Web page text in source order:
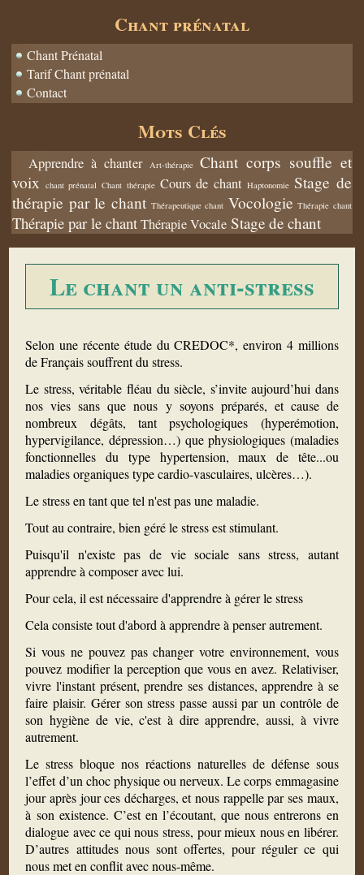
Chant prénatal
Chant Prénatal
Tarif Chant prénatal
Contact
Mots Clés
Apprendre à chanter Art-thérapie
Chant corps souffle et
voix
chant prénatal Chant thérapie Cours de chant Haptonomie Stage de
thérapie par le chant Thérapeutique chant Vocologie Thérapie chant
Thérapie par le chant Thérapie Vocale Stage de chant
Le chant un anti-stress
Selon une récente étude du CREDOC*, environ 4 millions
de Français souffrent du stress.
Le stress, véritable fléau du siècle, s’invite aujourd’hui dans
nos vies sans que nous y soyons préparés, et cause de
nombreux dégâts, tant psychologiques (hyperémotion,
hypervigilance, dépression…) que physiologiques (maladies
fonctionnelles du type hypertension, maux de tête...ou
maladies organiques type cardio-vasculaires, ulcères…).
Le stress en tant que tel n'est pas une maladie.
Tout au contraire, bien géré le stress est stimulant.
Puisqu'il n'existe pas de vie sociale sans stress, autant
apprendre à composer avec lui.
Pour cela, il est nécessaire d'apprendre à gérer le stress
Cela consiste tout d'abord à apprendre à penser autrement.
Si vous ne pouvez pas changer votre environnement, vous
pouvez modifier la perception que vous en avez. Relativiser,
vivre l'instant présent, prendre ses distances, apprendre à se
faire plaisir. Gérer son stress passe aussi par un contrôle de
son hygiène de vie, c'est à dire apprendre, aussi, à vivre
autrement.
Le stress bloque nos réactions naturelles de défense sous
l’effet d’un choc physique ou nerveux. Le corps emmagasine
jour après jour ces décharges, et nous rappelle par ses maux,
à son existence. C’est en l’écoutant, que nous entrerons en
dialogue avec ce qui nous stress, pour mieux nous en libérer.
D’autres attitudes nous sont offertes, pour réguler ce qui
nous met en conflit avec nous-même.